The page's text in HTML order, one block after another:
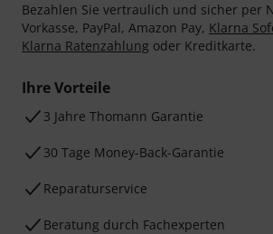
Bezahlen Sie vertraulich und sicher per
Vorkasse, PayPal, Amazon Pay, Klarna
Klarna Ratenzahlung oder Kreditkarte.
Ihre Vorteile
3 Jahre Thomann Garantie
30 Tage Money-Back-Garantie
Reparaturservice
Beratung durch Fachexperten